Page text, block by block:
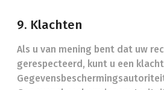
9. Klachten
Als u van mening bent dat uw
gerespecteerd, kunt u een